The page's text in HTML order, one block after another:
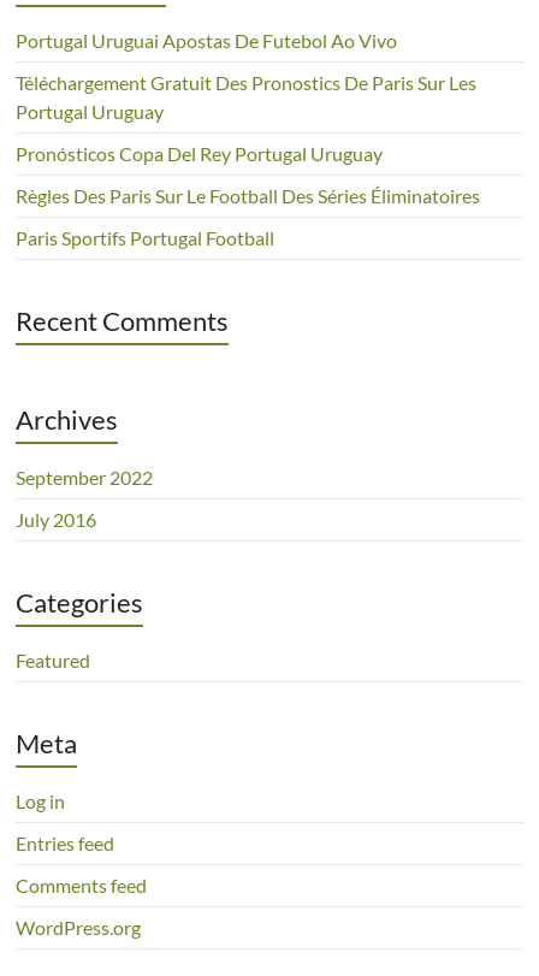
Portugal Uruguai Apostas De Futebol Ao Vivo
Téléchargement Gratuit Des Pronostics De Paris Sur Les
Portugal Uruguay
Pronósticos Copa Del Rey Portugal Uruguay
Règles Des Paris Sur Le Football Des Séries Éliminatoires
Paris Sportifs Portugal Football
Recent Comments
Archives
September 2022
July 2016
Categories
Featured
Meta
Log in
Entries feed
Comments feed
WordPress.org